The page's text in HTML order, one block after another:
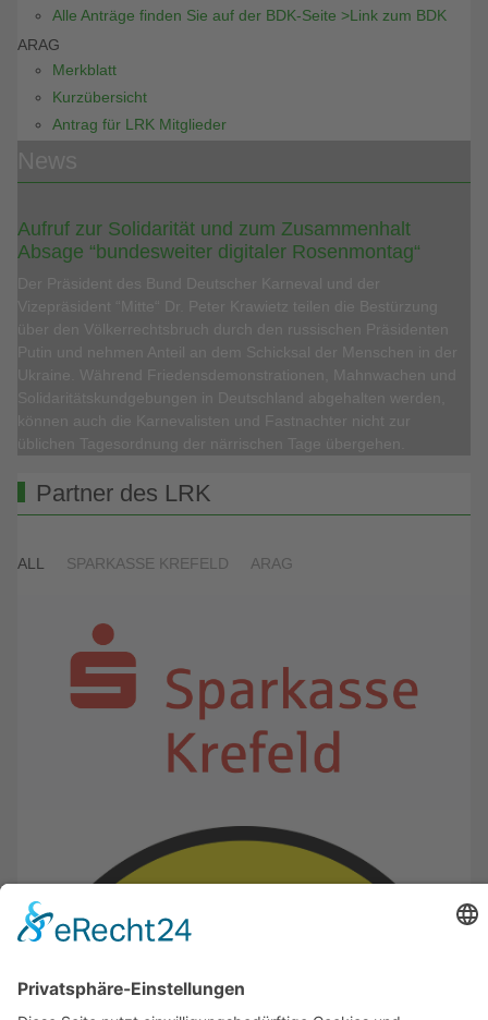
Alle Anträge finden Sie auf der BDK-Seite >Link zum BDK
ARAG
Merkblatt
Kurzübersicht
Antrag für LRK Mitglieder
Aufruf zur Solidarität und zum Zusammenhalt
Absage “bundesweiter digitaler Rosenmontag“
Partner des LRK
ALL SPARKASSE KREFELD ARAG